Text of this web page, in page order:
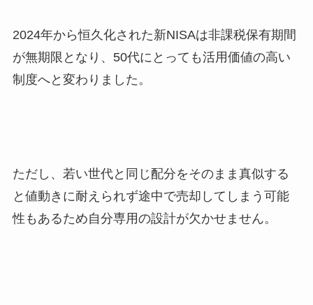
2024年から恒久化された新NISAは非課税保有期間
が無期限となり、50代にとっても活用価値の高い
制度へと変わりました。
ただし、若い世代と同じ配分をそのまま真似する
と値動きに耐えられず途中で売却してしまう可能
性もあるため自分専用の設計が欠かせません。